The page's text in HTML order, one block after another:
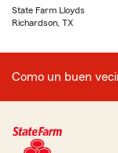
State Farm Lloyds
Richardson, TX
Como un buen